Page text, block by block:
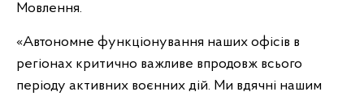
Мовлення.
«Автономне функціонування наших офісів в
регіонах критично важливе впродовж всього
періоду активних воєнних дій. Ми вдячні нашим